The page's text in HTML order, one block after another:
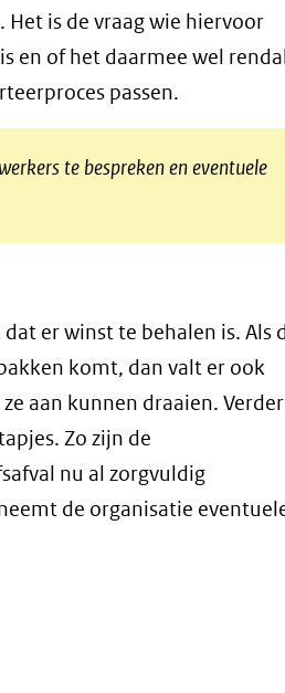
is de vraag wie hiervoor
en of het daarmee wel
passen.
te bespreken en eventuele
er winst te behalen is. Als
komt, dan valt er ook
aan kunnen draaien. Verder
Zo zijn de
nu al zorgvuldig
de organisatie